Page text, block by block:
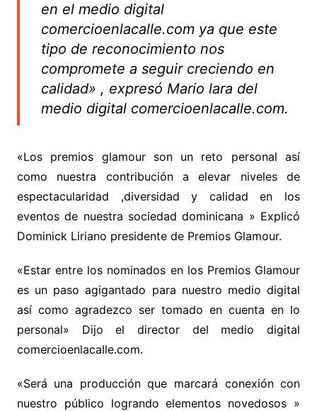
en el medio digital
comercioenlacalle.com ya que este
tipo de reconocimiento nos
compromete a seguir creciendo en
calidad» , expresó Mario lara del
medio digital comercioenlacalle.com.
«Los premios glamour son un reto personal así
como nuestra contribución a elevar niveles de
espectacularidad ,diversidad y calidad en los
eventos de nuestra sociedad dominicana » Explicó
Dominick Liriano presidente de Premios Glamour.
«Estar entre los nominados en los Premios Glamour
es un paso agigantado para nuestro medio digital
así como agradezco ser tomado en cuenta en lo
personal» Dijo el director del medio digital
comercioenlacalle.com.
«Será una producción que marcará conexión con
nuestro público logrando elementos novedosos »